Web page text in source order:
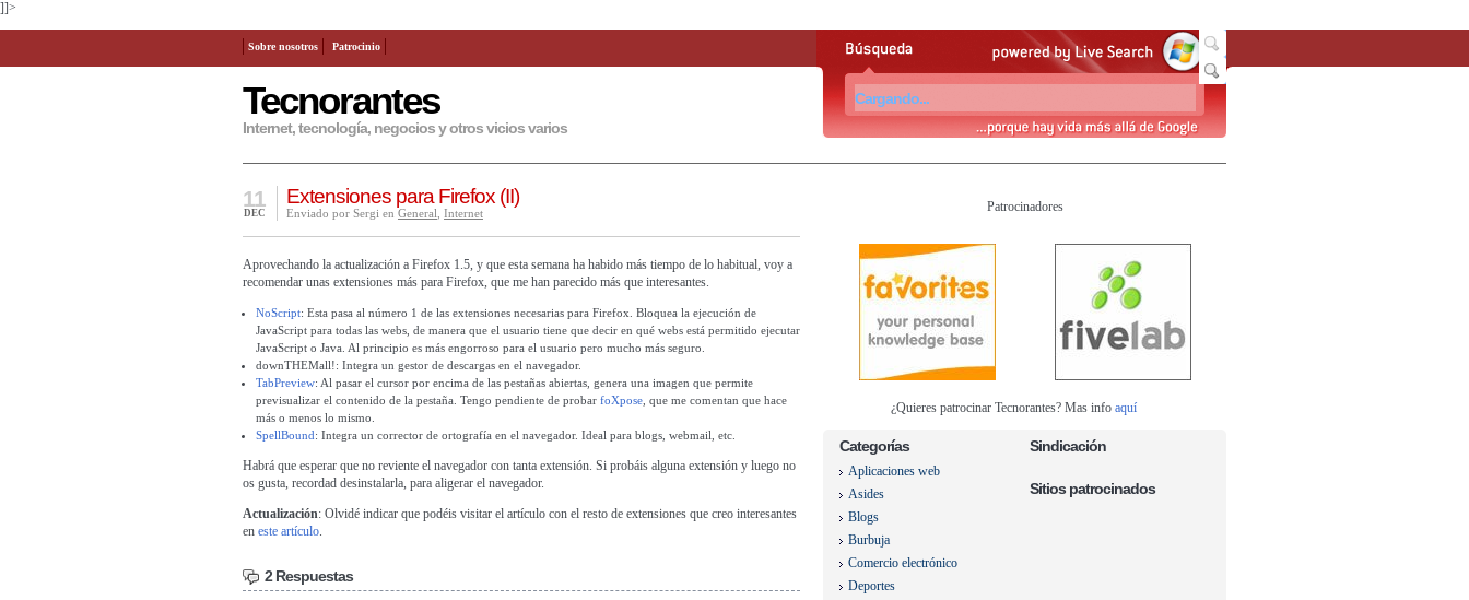
]]>
Tecnorantes
Internet, tecnología, negocios y otros vicios varios
Sobre nosotros Patrocinio
Extensiones para Firefox (II)
11
DEC Enviado por Sergi en General Internet
Aprovechando la actualización a Firefox 1.5, y que esta semana ha habido más tiempo de lo habitual, voy a
recomendar unas extensiones más para Firefox, que me han parecido más que interesantes.
NoScript: Esta pasa al número 1 de las extensiones necesarias para Firefox. Bloquea la ejecución de
JavaScript para todas las webs, de manera que el usuario tiene que decir en qué webs está permitido ejecutar
JavaScript o Java. Al principio es más engorroso para el usuario pero mucho más seguro.
downTHEMall!: Integra un gestor de descargas en el navegador.
TabPreview: Al pasar el cursor por encima de las pestañas abiertas, genera una imagen que permite
previsualizar el contenido de la pestaña. Tengo pendiente de probar foXpose , que me comentan que hace
más o menos lo mismo.
SpellBound: Integra un corrector de ortografía en el navegador. Ideal para blogs, webmail, etc.
Habrá que esperar que no reviente el navegador con tanta extensión. Si probáis alguna extensión y luego no
os gusta, recordad desinstalarla, para aligerar el navegador.
Actualización: Olvidé indicar que podéis visitar el artículo con el resto de extensiones que creo interesantes
en este artículo.
2 Respuestas
Patrocinadores
¿Quieres patrocinar Tecnorantes? Mas info aquí
Categorías
Aplicaciones web
Asides
Blogs
Burbuja
Comercio electrónico
Deportes
Sindicación
Sitios patrocinados